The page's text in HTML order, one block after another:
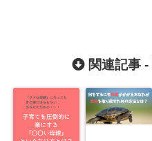
関連記事 -